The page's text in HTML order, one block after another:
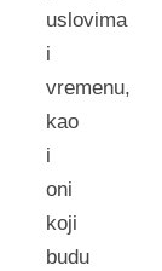
uslovima
i
vremenu,
kao
i
oni
koji
budu